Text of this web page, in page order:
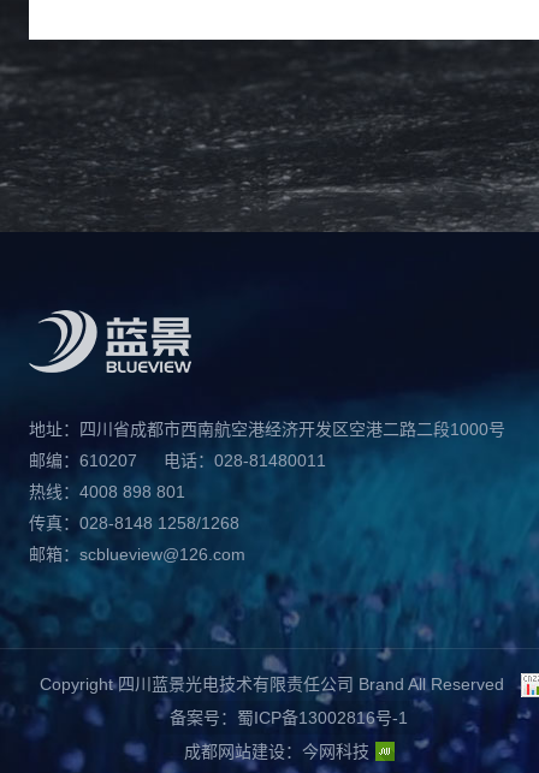
地址：四川省成都市西南航空港经济开发区空港二路二段1000号
邮编：610207
电话：028-81480011
热线：4008 898 801
传真：028-8148 1258/1268
邮箱：scblueview@126.com
Copyright 四川蓝景光电技术有限责任公司 Brand All Reserved
备案号：蜀ICP备13002816号-1
成都网站建设： 今网科技